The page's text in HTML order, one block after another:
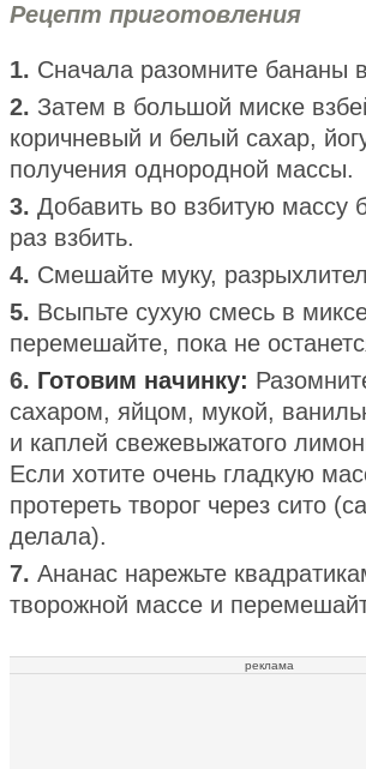
Рецепт приготовления
1. Сначала разомните бананы
2. Затем в большой миске
коричневый и белый сахар,
получения однородной массы.
3. Добавить во взбитую массу
раз взбить.
4. Смешайте муку,
5. Всыпьте сухую смесь в
перемешайте, пока не
6. Готовим начинку:
сахаром, яйцом, мукой,
и каплей свежевыжатого
Если хотите очень гладкую
протереть творог через сито
делала).
7. Ананас нарежьте
творожной массе и
реклама